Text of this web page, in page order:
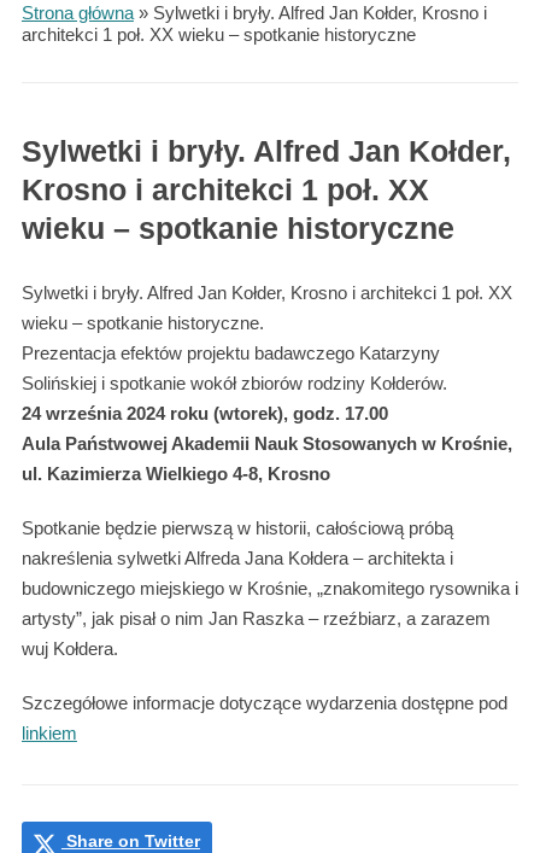
Strona główna» Sylwetki i bryły. Alfred Jan Kołder, Krosno i
architekci 1 poł. XX wieku – spotkanie historyczne
Sylwetki i bryły. Alfred Jan Kołder,
Krosno i architekci 1 poł. XX
wieku – spotkanie historyczne
Sylwetki i bryły. Alfred Jan Kołder, Krosno i architekci 1 poł. XX
wieku – spotkanie historyczne.
Prezentacja efektów projektu badawczego Katarzyny
Solińskiej i spotkanie wokół zbiorów rodziny Kołderów.
24 września 2024 roku (wtorek), godz. 17.00
Aula Państwowej Akademii Nauk Stosowanych w Krośnie,
ul. Kazimierza Wielkiego 4-8, Krosno
Spotkanie będzie pierwszą w historii, całościową próbą
nakreślenia sylwetki Alfreda Jana Kołdera – architekta i
budowniczego miejskiego w Krośnie, „znakomitego rysownika i
artysty”, jak pisał o nim Jan Raszka – rzeźbiarz, a zarazem
wuj Kołdera.
Szczegółowe informacje dotyczące wydarzenia dostępne pod
linkiem
Share on Twitter